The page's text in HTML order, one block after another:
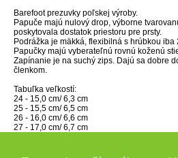
Barefoot prezuvky poľskej výroby.
Papuče majú nulový drop, výborne
poskytovala dostatok priestoru pre prsty.
Podrážka je mäkká, flexibilná s hrúbkou iba
Papučky majú vyberateľnú rovnú koženú
Zapínanie je na suchý zips. Dajú sa dobre
členkom.
Tabuľka veľkostí:
24 - 15,0 cm/ 6,3 cm
25 - 15,5 cm/ 6,5 cm
26 - 16,0 cm/ 6,6 cm
27 - 17,0 cm/ 6,7 cm
30 - 19,0 cm/ 7,4 cm